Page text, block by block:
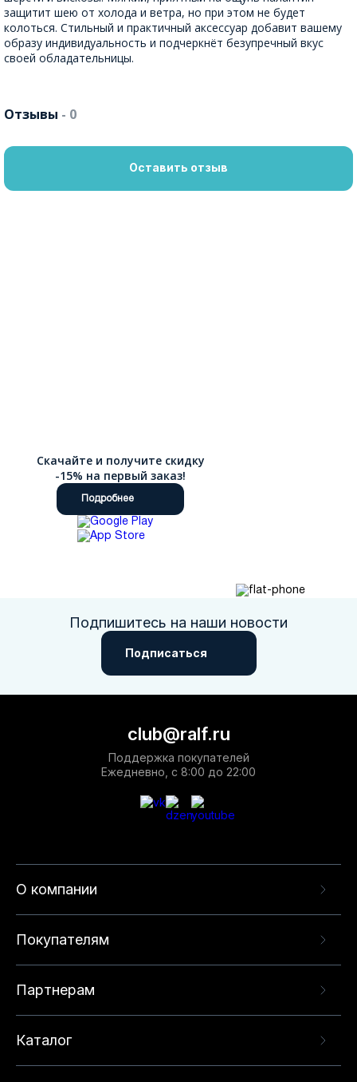
защитит шею от холода и ветра, но при этом не будет
колоться. Стильный и практичный аксессуар добавит вашему
образу индивидуальность и подчеркнёт безупречный вкус
своей обладательницы.
Отзывы - 0
Оставить отзыв
Скачайте и получите скидку
-15% на первый заказ!
Подробнее
Подпишитесь на наши новости
Подписаться
О компании
Покупателям
Партнерам
Каталог
club@ralf.ru
Поддержка покупателей
Ежедневно, с 8:00 до 22:00